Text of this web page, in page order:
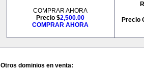
COMPRAR AHORA
Precio $2,500.00
COMPRAR AHORA
Precio
Otros dominios en venta: